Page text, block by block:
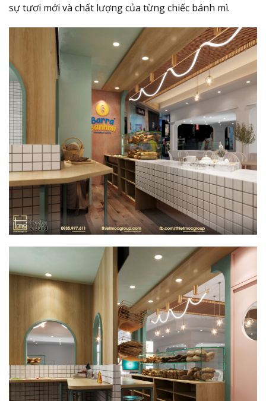
sự tươi mới và chất lượng của từng chiếc bánh mì.